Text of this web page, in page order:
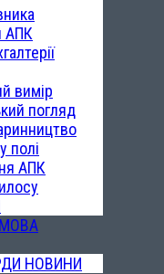
АПК
вимір
погляд
полі
АПК
НОВИНИ